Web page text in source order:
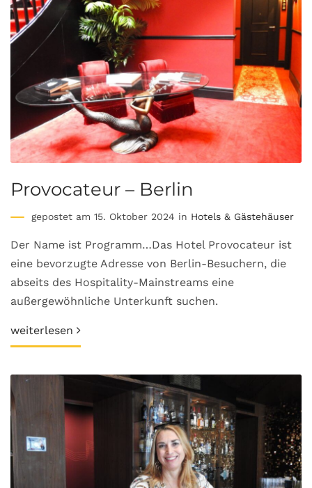
Provocateur – Berlin
gepostet am 15. Oktober 2024 in Hotels & Gästehäuser
Der Name ist Programm…Das Hotel Provocateur ist
eine bevorzugte Adresse von Berlin-Besuchern, die
abseits des Hospitality-Mainstreams eine
außergewöhnliche Unterkunft suchen.
weiterlesen